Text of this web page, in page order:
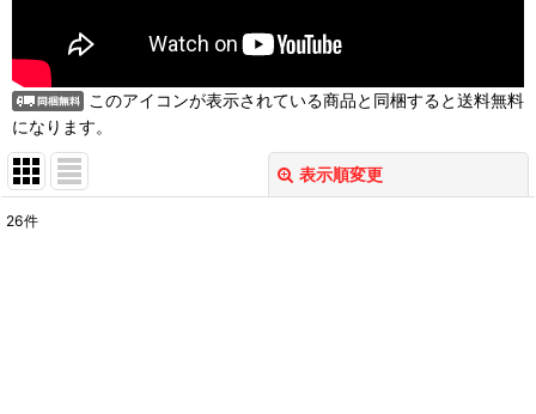
このアイコンが表示されている商品と同梱すると送料無料
になります。
表示順変更
26件